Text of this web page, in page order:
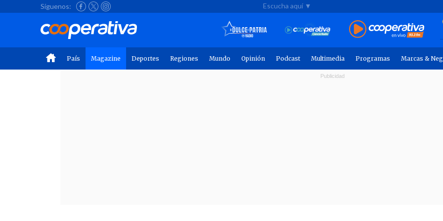
Síguenos: Escucha aquí ▼
País Magazine Deportes Regiones Mundo Opinión Podcast Multimedia Programas Marcas &